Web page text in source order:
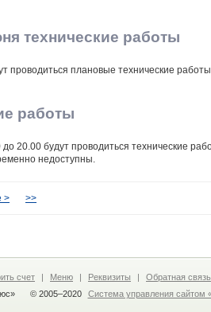
технические работы
проводиться плановые технические
работы
20.00 будут проводиться технические
недоступны.
> >>
счет | Меню | Реквизиты | Обратная связь
© 2005–2020 Система управления сайтом